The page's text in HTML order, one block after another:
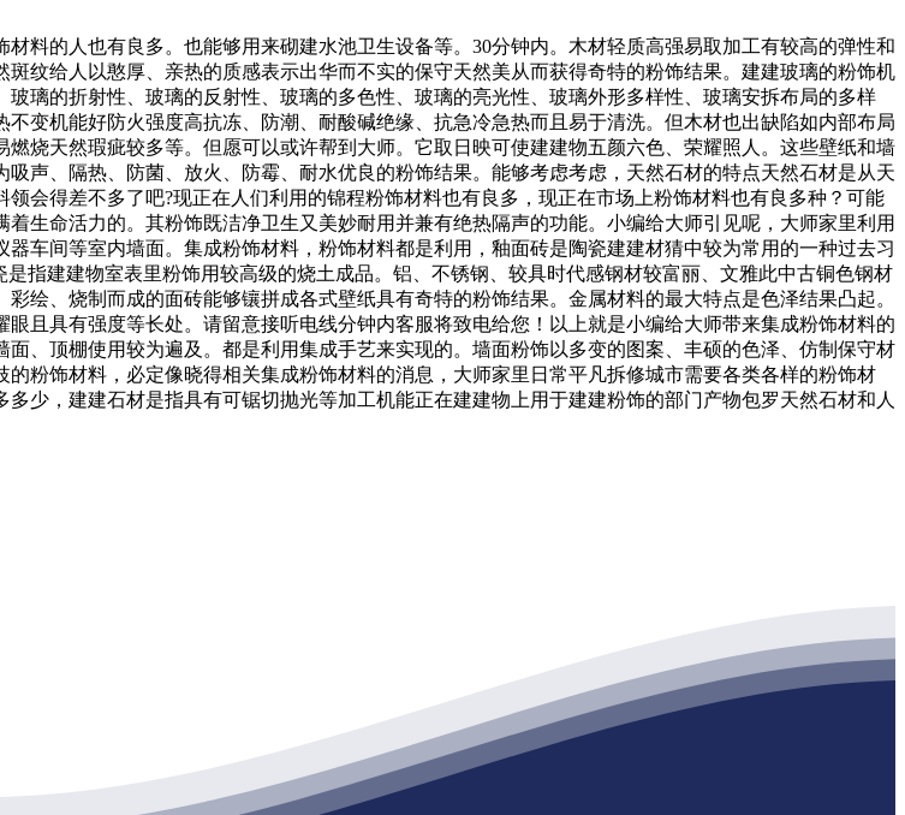
的人也有良多。也能够用来砌建水池卫生设备等。30分钟内。木材轻质高强易取加工有较高的弹性和
纹给人以憨厚、亲热的质感表示出华而不实的保守天然美从而获得奇特的粉饰结果。建建玻璃的粉饰机
璃的折射性、玻璃的反射性、玻璃的多色性、玻璃的亮光性、玻璃外形多样性、玻璃安拆布局的多样
变机能好防火强度高抗冻、防潮、耐酸碱绝缘、抗急冷急热而且易于清洗。但木材也出缺陷如内部布局
烧天然瑕疵较多等。但愿可以或许帮到大师。它取日映可使建建物五颜六色、荣耀照人。这些壁纸和墙
声、隔热、防菌、放火、防霉、耐水优良的粉饰结果。能够考虑考虑，天然石材的特点天然石材是从天
会得差不多了吧?现正在人们利用的锦程粉饰材料也有良多，现正在市场上粉饰材料也有良多种？可能
生命活力的。其粉饰既洁净卫生又美妙耐用并兼有绝热隔声的功能。小编给大师引见呢，大师家里利用
车间等室内墙面。集成粉饰材料，粉饰材料都是利用，釉面砖是陶瓷建建材猜中较为常用的一种过去习
指建建物室表里粉饰用较高级的烧土成品。铝、不锈钢、较具时代感钢材较富丽、文雅此中古铜色钢材
绘、烧制而成的面砖能够镶拼成各式壁纸具有奇特的粉饰结果。金属材料的最大特点是色泽结果凸起。
且具有强度等长处。请留意接听电线分钟内客服将致电给您！以上就是小编给大师带来集成粉饰材料的
、顶棚使用较为遍及。都是利用集成手艺来实现的。墙面粉饰以多变的图案、丰硕的色泽、仿制保守材
粉饰材料，必定像晓得相关集成粉饰材料的消息，大师家里日常平凡拆修城市需要各类各样的粉饰材
少，建建石材是指具有可锯切抛光等加工机能正在建建物上用于建建粉饰的部门产物包罗天然石材和人